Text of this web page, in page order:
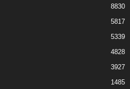
8830
5817
5339
4828
3927
1485